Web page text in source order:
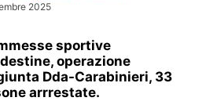
2025
sportive
operazione
Dda-Carabinieri, 33
arrrestate.